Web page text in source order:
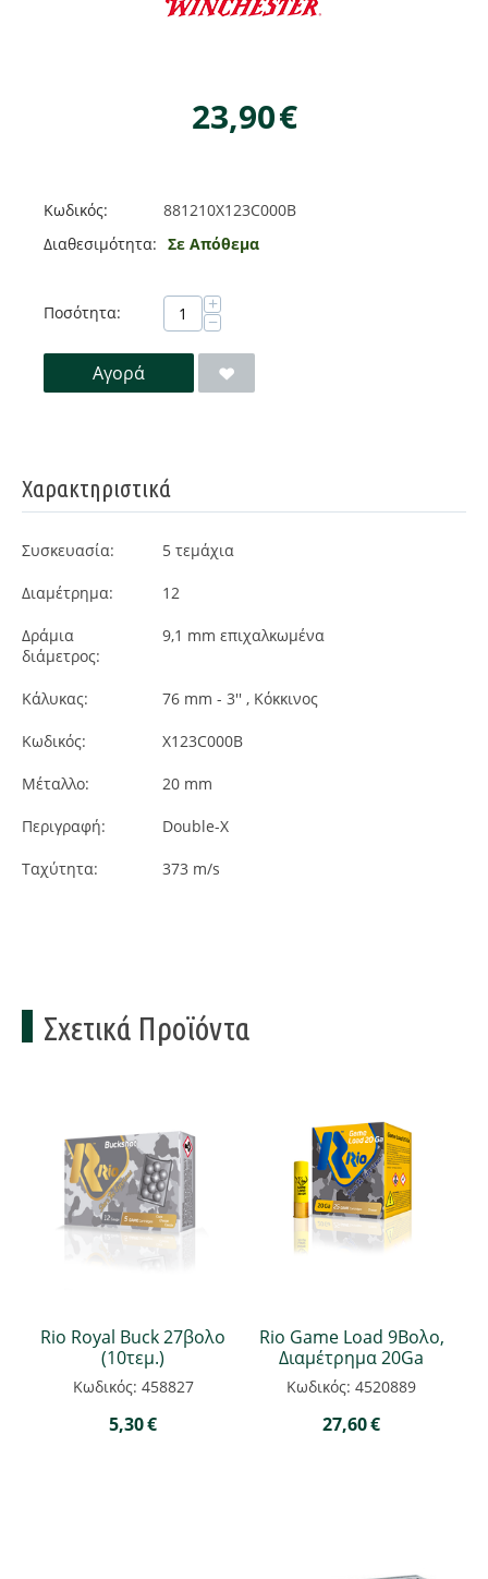
23,90€
Κωδικός:
881210X123C000B
Διαθεσιμότητα: Σε Απόθεμα
Ποσότητα: +
−
Αγορά
Χαρακτηριστικά
Συσκευασία: 5 τεμάχια
Διαμέτρημα: 12
Δράμια
διάμετρος:
9,1 mm επιχαλκωμένα
Κάλυκας: 76 mm - 3'' , Κόκκινος
Κωδικός: X123C000B
Μέταλλο: 20 mm
Περιγραφή: Double-X
Ταχύτητα: 373 m/s
Σχετικά Προϊόντα
Rio Royal Buck 27βολο
(10τεμ.)
Κωδικός: 458827
5,30€
Rio Game Load 9Βολο,
Διαμέτρημα 20Ga
Κωδικός: 4520889
27,60€